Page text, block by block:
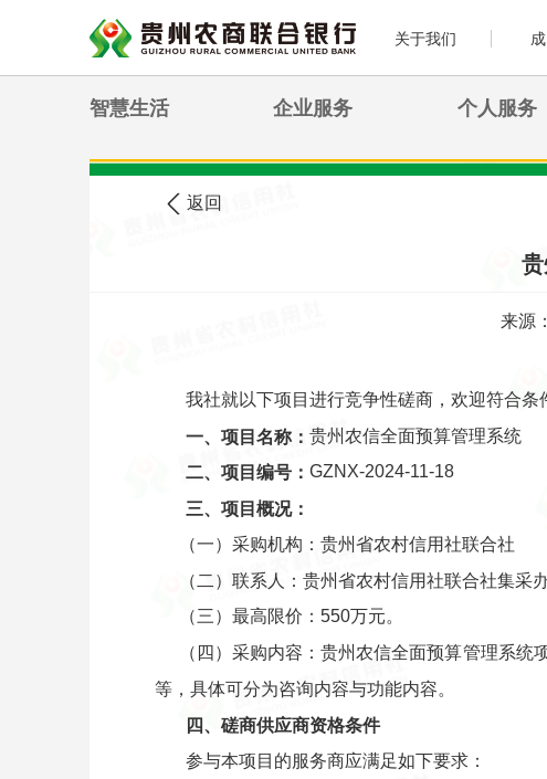
关于我们
智慧生活 企业服务 个人服务
您现在的位置: 农信公告
返回
来源
我社就以下项目进行竞争性磋商，欢迎符合条
一、项目名称： 贵州农信全面预算管理系统
二、项目编号： GZNX-2024-11-18
三、项目概况：
（一）采购机构：贵州省农村信用社联合社
（二）联系人：贵州省农村信用社联合社集采
（三）最高限价：550万元。
（四）采购内容：贵州农信全面预算管理系统
等，具体可分为咨询内容与功能内容。
四、磋商供应商资格条件
参与本项目的服务商应满足如下要求：